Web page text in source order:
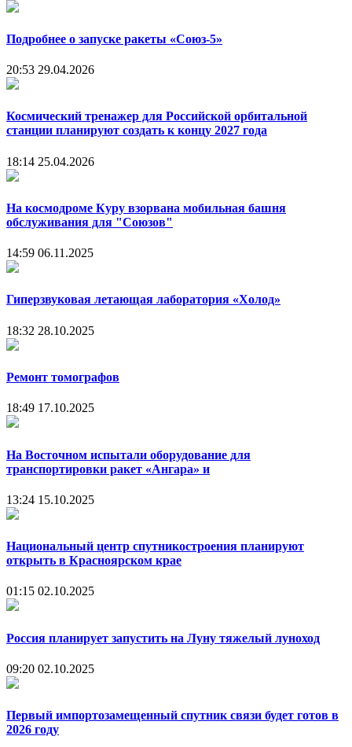
Подробнее о запуске ракеты «Союз‑5»
20:53 29.04.2026
Космический тренажер для Российской орбитальной
станции планируют создать к концу 2027 года
18:14 25.04.2026
На космодроме Куру взорвана мобильная башня
обслуживания для "Союзов"
14:59 06.11.2025
Гиперзвуковая летающая лаборатория «Холод»
18:32 28.10.2025
Ремонт томографов
18:49 17.10.2025
На Восточном испытали оборудование для
транспортировки ракет «Ангара» и
13:24 15.10.2025
Национальный центр спутникостроения планируют
открыть в Красноярском крае
01:15 02.10.2025
Россия планирует запустить на Луну тяжелый луноход
09:20 02.10.2025
Первый импортозамещенный спутник связи будет готов в
2026 году